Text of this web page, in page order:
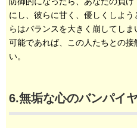
にし、彼らに甘く、優しくしよ
らはバランスを大きく崩してしま
可能であれば、この人たちとの
い。
6.無垢な心のバンパイ